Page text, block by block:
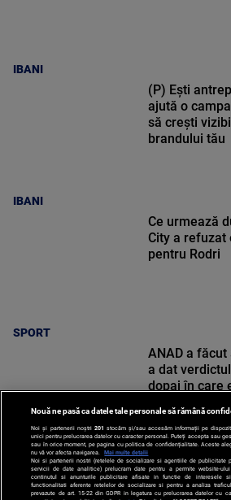
IBANI
IBANI
(P) Ești
ajută o
să crești
brandului tău
SPORT
Ce urmează
City a refuzat
pentru Rodri
SPORT
ANAD a făcut
a dat
dopaj în care
Nouă ne pasă ca datele tale personale să rămână
Noi și partenerii noștri 201 stocăm și/sau accesăm informații pe
unici pentru prelucrarea datelor cu caracter personal. Puteți accepta sau
sau în orice moment, pe pagina cu politica de confidențialitate. Aceste
nu vă vor afecta navigarea.
Mai multe detalii
Noi si partenerii nostri (retelele de socializare si agentiile de publicitate
servicii de date analitice) prelucram date pentru a permite website-
continutul si anunturile publicitare afisate in functie de interesele
functionalitati aferente retelelor de socializare si pentru a analiza
prevazute de art. 15-22 din GDPR in legatura cu prelucrarea datelor cu